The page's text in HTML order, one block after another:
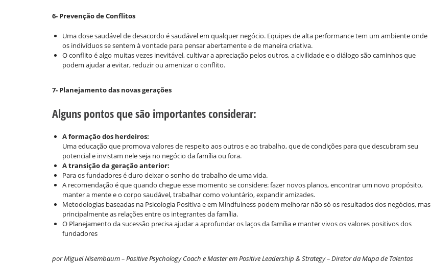
6- Prevenção de Conflitos
Uma dose saudável de desacordo é saudável em qualquer negócio. Equipes de alta performance tem um ambiente onde
os indivíduos se sentem à vontade para pensar abertamente e de maneira criativa.
O conflito é algo muitas vezes inevitável, cultivar a apreciação pelos outros, a civilidade e o diálogo são caminhos que
podem ajudar a evitar, reduzir ou amenizar o conflito.
7- Planejamento das novas gerações
Alguns pontos que são importantes considerar:
A formação dos herdeiros:
Uma educação que promova valores de respeito aos outros e ao trabalho, que de condições para que descubram seu
potencial e invistam nele seja no negócio da família ou fora.
A transição da geração anterior:
Para os fundadores é duro deixar o sonho do trabalho de uma vida.
A recomendação é que quando chegue esse momento se considere: fazer novos planos, encontrar um novo propósito,
manter a mente e o corpo saudável, trabalhar como voluntário, expandir amizades.
Metodologias baseadas na Psicologia Positiva e em Mindfulness podem melhorar não só os resultados dos negócios, mas
principalmente as relações entre os integrantes da família.
O Planejamento da sucessão precisa ajudar a aprofundar os laços da família e manter vivos os valores positivos dos
fundadores
por Miguel Nisembaum – Positive Psychology Coach e Master em Positive Leadership & Strategy – Diretor da Mapa de Talentos